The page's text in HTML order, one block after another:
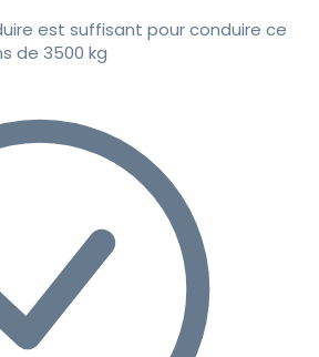
est suffisant pour conduire ce
de 3500 kg